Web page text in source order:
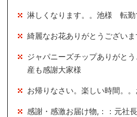
淋しくなります。。池様 転勤
綺麗なお花ありがとうござい
ジャパニーズチップありがと
産も感謝大家様
お帰りなさい。楽しい時間。
感謝・感激お届け物,：：元社